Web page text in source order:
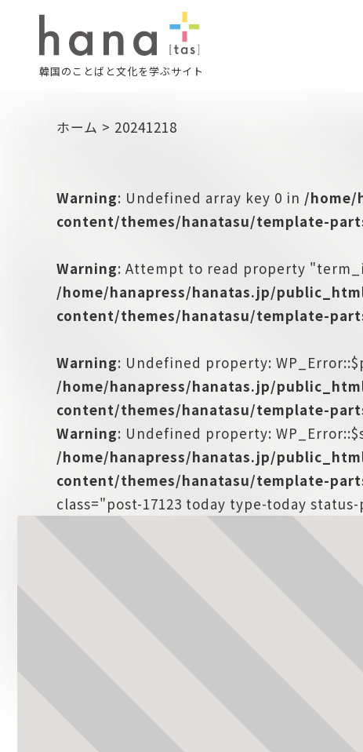
韓国のことばと文化を学ぶサイト
ホーム > 20241218
Warning: Undefined array key 0 in /home/
content/themes/hanatasu/template-
Warning: Attempt to read property
/home/hanapress/hanatas.jp/
content/themes/hanatasu/template-
Warning: Undefined property:
/home/hanapress/hanatas.jp/
content/themes/hanatasu/template-
Warning: Undefined property:
/home/hanapress/hanatas.jp/
content/themes/hanatasu/template-
class="post-17123 today type-today